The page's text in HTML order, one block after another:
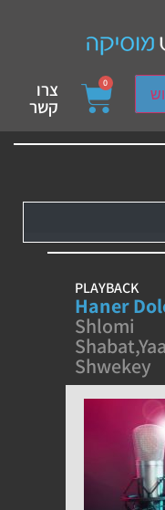
device users,
0 צרו
קשר
PLAYBACK
Haner
Shlomi
Shabat,
Shwekey